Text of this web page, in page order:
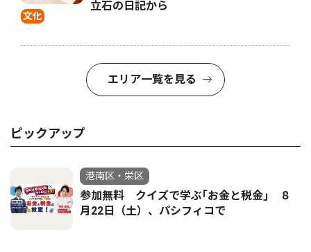
文化
立石の日記から
エリア一覧を見る
ピックアップ
港南区・栄区
参加無料 クイズで学ぶ｢お金と税金｣ ８
月22日（土）、パシフィコで